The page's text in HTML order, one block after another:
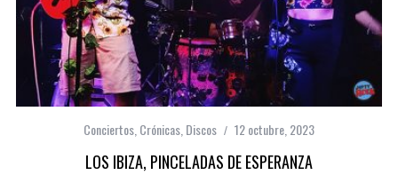
Conciertos,Crónicas,Discos 12 octubre, 2023
LOS IBIZA, PINCELADAS DE ESPERANZA